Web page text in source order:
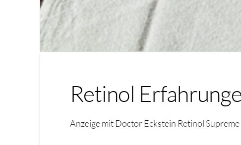
Retinol
Anzeige mit Doctor Eckstein Retinol